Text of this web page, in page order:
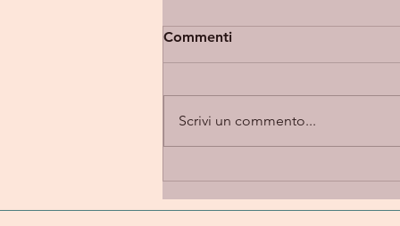
introspezione e alternative
rock in una dimensione
Commenti
Scrivi un commento...